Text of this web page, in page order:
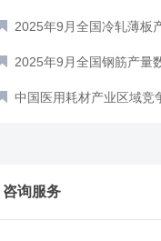
分析：出口量同比下降2.7%
2025年9月全国冷轧薄板
2025年9月全国钢筋产量
中国医用耗材产业区域竞
分析（附产业链全景图）
咨询服务